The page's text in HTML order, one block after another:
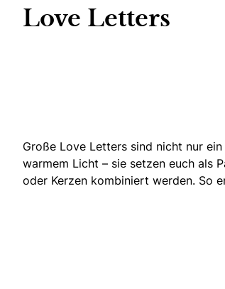
Love Letters
Große Love Letters sind nicht nur
warmem Licht – sie setzen euch als
oder Kerzen kombiniert werden. So